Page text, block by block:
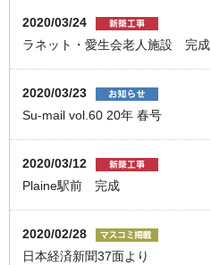
2020/03/24
ラネット・愛生会老人施設 完成
2020/03/23
Su-mail vol.60 20年 春号
2020/03/12
Plaine駅前 完成
2020/02/28
日本経済新聞37面より